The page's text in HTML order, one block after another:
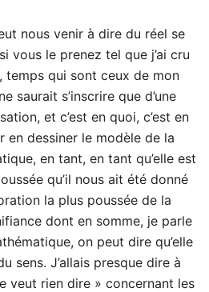
nous venir à dire du réel se
vous le prenez tel que j’ai cru
temps qui sont ceux de mon
saurait s’inscrire que d’une
et c’est en quoi, c’est en
en dessiner le modèle de la
en tant, en tant qu’elle est
qu’il nous ait été donné
la plus poussée de la
dont en somme, je parle
on peut dire qu’elle
sens. J’allais presque dire à
veut rien dire » concernant les